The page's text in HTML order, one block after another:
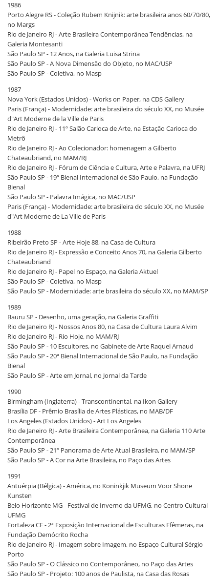
1986
Porto Alegre RS - Coleção Rubem Knijnik: arte brasileira anos 60/70/80,
no Margs
Rio de Janeiro RJ - Arte Brasileira Contemporânea Tendências, na
Galeria Montesanti
São Paulo SP - 12 Anos, na Galeria Luisa Strina
São Paulo SP - A Nova Dimensão do Objeto, no MAC/USP
São Paulo SP - Coletiva, no Masp
1987
Nova York (Estados Unidos) - Works on Paper, na CDS Gallery
Paris (França) - Modernidade: arte brasileira do século XX, no Musée
d"Art Moderne de la Ville de Paris
Rio de Janeiro RJ - 11º Salão Carioca de Arte, na Estação Carioca do
Metrô
Rio de Janeiro RJ - Ao Colecionador: homenagem a Gilberto
Chateaubriand, no MAM/RJ
Rio de Janeiro RJ - Fórum de Ciência e Cultura, Arte e Palavra, na UFRJ
São Paulo SP - 19ª Bienal Internacional de São Paulo, na Fundação
Bienal
São Paulo SP - Palavra Imágica, no MAC/USP
Paris (França) - Modernidade: arte brasileira do século XX, no Musée
d"Art Moderne de La Ville de Paris
1988
Ribeirão Preto SP - Arte Hoje 88, na Casa de Cultura
Rio de Janeiro RJ - Expressão e Conceito Anos 70, na Galeria Gilberto
Chateaubriand
Rio de Janeiro RJ - Papel no Espaço, na Galeria Aktuel
São Paulo SP - Coletiva, no Masp
São Paulo SP - Modernidade: arte brasileira do século XX, no MAM/SP
1989
Bauru SP - Desenho, uma geração, na Galeria Graffiti
Rio de Janeiro RJ - Nossos Anos 80, na Casa de Cultura Laura Alvim
Rio de Janeiro RJ - Rio Hoje, no MAM/RJ
São Paulo SP - 10 Escultores, no Gabinete de Arte Raquel Arnaud
São Paulo SP - 20ª Bienal Internacional de São Paulo, na Fundação
Bienal
São Paulo SP - Arte em Jornal, no Jornal da Tarde
1990
Birmingham (Inglaterra) - Transcontinental, na Ikon Gallery
Brasília DF - Prêmio Brasília de Artes Plásticas, no MAB/DF
Los Angeles (Estados Unidos) - Art Los Angeles
Rio de Janeiro RJ - Arte Brasileira Contemporânea, na Galeria 110 Arte
Contemporânea
São Paulo SP - 21º Panorama de Arte Atual Brasileira, no MAM/SP
São Paulo SP - A Cor na Arte Brasileira, no Paço das Artes
1991
Antuérpia (Bélgica) - América, no Koninkjik Museum Voor Shone
Kunsten
Belo Horizonte MG - Festival de Inverno da UFMG, no Centro Cultural
UFMG
Fortaleza CE - 2ª Exposição Internacional de Esculturas Efêmeras, na
Fundação Demócrito Rocha
Rio de Janeiro RJ - Imagem sobre Imagem, no Espaço Cultural Sérgio
Porto
São Paulo SP - O Clássico no Contemporâneo, no Paço das Artes
São Paulo SP - Projeto: 100 anos de Paulista, na Casa das Rosas